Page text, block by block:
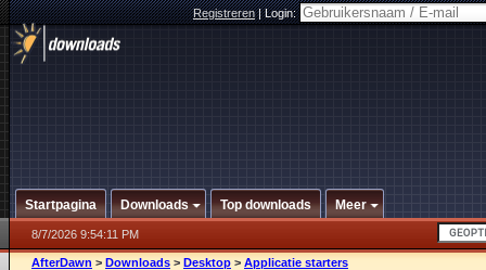
Registreren|Login:
Startpagina Downloads Top downloads Meer
8/7/2026 9:54:11 PM
AfterDawn > Downloads > Desktop > Applicatie starters